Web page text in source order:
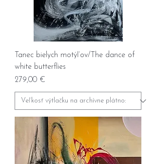
Tanec bielych motýľov/The dance of
white butterflies
Prix
279,00 €